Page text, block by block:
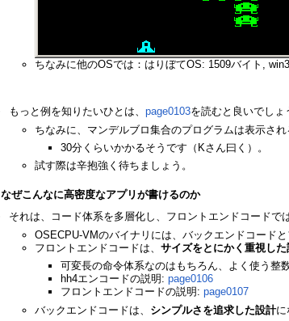
ちなみに他のOSでは：はりぼてOS: 1509バイト,
もっと例を知りたいひとは、page0103を読むと良いでしょ
ちなみに、マンデルブロ集合のプログラムは表示さ
30分くらいかかるそうです（Kさん曰く）。
試す際は辛抱強く待ちましょう。
なぜこんなに高密度なアプリが書けるのか
それは、コード体系を多層化し、フロントエンドコードで
OSECPU-VMのバイナリには、バックエンドコード
フロントエンドコードは、サイズをとにかく重視した
可変長の命令体系なのはもちろん、よく使う整
hh4エンコードの説明:page0106
フロントエンドコードの説明:page0107
バックエンドコードは、 シンプルさを追求した設計に